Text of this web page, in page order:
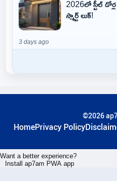
2026లో స్టీల్
స్మార్ట్ లుక్!
3 days ago
©2026
HomePrivacy Policy
Want a better experience?
Install ap7am PWA app